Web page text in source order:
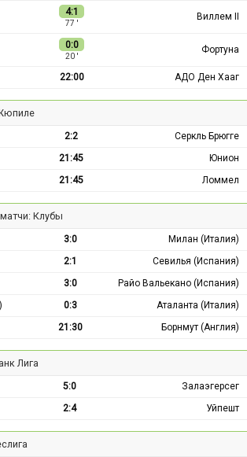
4:1
77 ′
Виллем II
0:0
20 ′
Фортуна
22:00 АДО Ден Хааг
2:2
Серкль Брюгге
21:45
Юнион
21:45 Ломмел
Клубы
3:0
Милан (Италия)
2:1
Севилья (Испания)
3:0
Райо Вальекано (Испания)
0:3
Аталанта (Италия)
21:30 Борнмут (Англия)
Лига
5:0
Залаэгерсег
2:4 Уйпешт